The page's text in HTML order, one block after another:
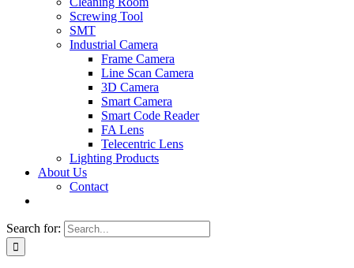
Screwing Tool
SMT
Industrial Camera
Frame Camera
Line Scan Camera
3D Camera
Smart Camera
Smart Code Reader
FA Lens
Telecentric Lens
Lighting Products
About Us
Contact
Search for: